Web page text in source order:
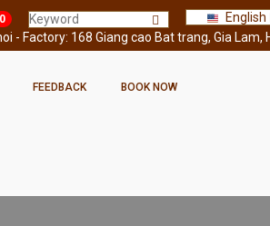
English
0
- Factory: 168 Giang cao Bat trang, Gia Lam,
FEEDBACK BOOK NOW